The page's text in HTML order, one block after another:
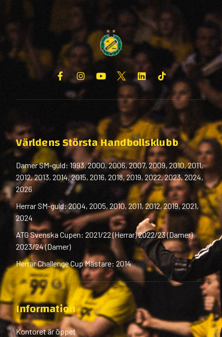
Världens Största Handbollsklubb
Damer SM-guld: 1993, 2000, 2006, 2007, 2009, 2010, 2011,
2012, 2013, 2014, 2015, 2016, 2018, 2019, 2022, 2023, 2024,
2026
Herrar SM-guld: 2004, 2005, 2010, 2011, 2012, 2019, 2021,
2024
ATG Svenska Cupen: 2021/22 (Herrar) 2022/23 (Damer)
2023/24 (Damer)
Herrar Challenge Cup Mästare: 2014
Information
Kontoret är öppet